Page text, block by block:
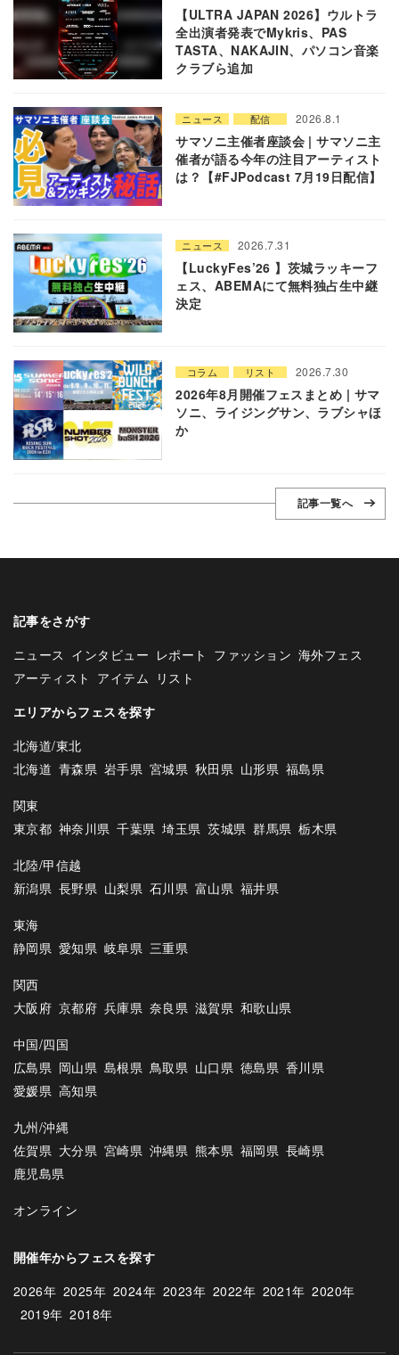
【ULTRA JAPAN 2026】ウルトラ
全出演者発表でMykris、PAS
TASTA、NAKAJIN、パソコン音楽
クラブら追加
ニュース 配信 2026.8.1
サマソニ主催者座談会 | サマソニ主
催者が語る今年の注目アーティスト
は？【#FJPodcast 7月19日配信】
ニュース 2026.7.31
【LuckyFes’26 】茨城ラッキーフ
ェス、ABEMAにて無料独占生中継
決定
コラム リスト 2026.7.30
2026年8月開催フェスまとめ | サマ
ソニ、ライジングサン、ラブシャほ
か
記事一覧へ
記事をさがす
ニュース インタビュー レポート ファッション 海外フェス
アーティスト アイテム
リスト
エリアからフェスを探す
北海道/東北
北海道 青森県 岩手県 宮城県 秋田県 山形県 福島県
関東
東京都 神奈川県 千葉県 埼玉県 茨城県 群馬県 栃木県
北陸/甲信越
新潟県 長野県 山梨県 石川県 富山県 福井県
東海
静岡県 愛知県 岐阜県 三重県
関西
大阪府 京都府 兵庫県 奈良県 滋賀県 和歌山県
中国/四国
広島県 岡山県 島根県 鳥取県 山口県 徳島県 香川県
愛媛県 高知県
九州/沖縄
佐賀県 大分県 宮崎県 沖縄県 熊本県 福岡県 長崎県
鹿児島県
オンライン
開催年からフェスを探す
2026年 2025年 2024年 2023年 2022年 2021年 2020年
2019年 2018年